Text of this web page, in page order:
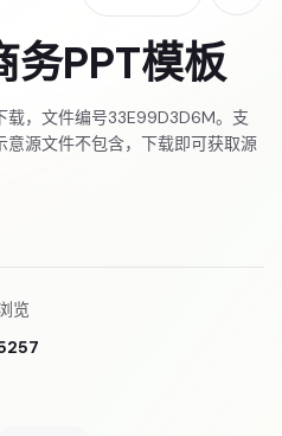
务PPT模板
载，文件编号33E99D3D6M。支
意源文件不包含，下载即可获取源
览